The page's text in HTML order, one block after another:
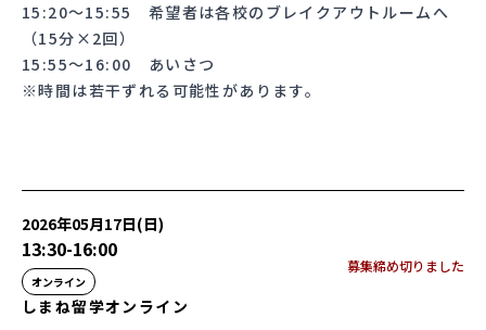
15:20～15:55 希望者は各校のブレイクアウトルームへ
（15分×2回）
15:55～16:00 あいさつ
※時間は若干ずれる可能性があります。
2026年05月17日(日)
13:30-16:00
オンライン
しまね留学オンライン
募集締め切りました